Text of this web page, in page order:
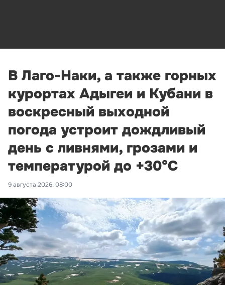
В Лаго-Наки, а также горных
курортах Адыгеи и Кубани в
воскресный выходной
погода устроит дождливый
день с ливнями, грозами и
температурой до +30°С
9 августа 2026, 08:00